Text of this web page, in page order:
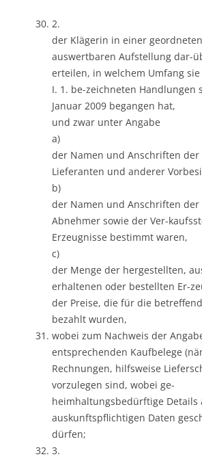
2.
der Klägerin in einer
auswertbaren Aufstellung dar-
erteilen, in welchem Umfang
I. 1. be-zeichneten Handlungen
Januar 2009 begangen hat,
und zwar unter Angabe
a)
der Namen und Anschriften der
Lieferanten und anderer
b)
der Namen und Anschriften der
Abnehmer sowie der Ver-
Erzeugnisse bestimmt waren,
c)
der Menge der hergestellten,
erhaltenen oder bestellten Er-
der Preise, die für die
bezahlt wurden,
wobei zum Nachweis der
entsprechenden Kaufbelege
Rechnungen, hilfsweise
vorzulegen sind, wobei ge-
heimhaltungsbedürftige Details
auskunftspflichtigen Daten
dürfen;
3.